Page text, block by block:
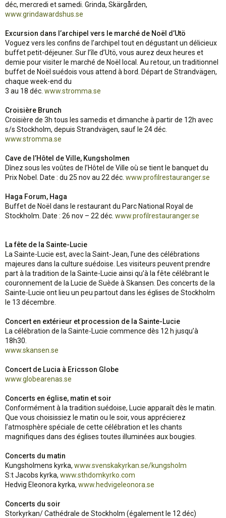
déc, mercredi et samedi. Grinda, Skärgården,
www.grindawardshus.se
Excursion dans l’archipel vers le marché de Noël d’Utö
Voguez vers les confins de l’archipel tout en dégustant un délicieux
buffet petit-déjeuner. Sur l’île d’Utö, vous aurez deux heures et
demie pour visiter le marché de Noël local. Au retour, un traditionnel
buffet de Noël suédois vous attend à bord. Départ de Strandvägen,
chaque week-end du
3 au 18 déc. www.stromma.se
Croisière Brunch
Croisière de 3h tous les samedis et dimanche à partir de 12h avec
s/s Stockholm, depuis Strandvägen, sauf le 24 déc.
www.stromma.se
Cave de l’Hôtel de Ville, Kungsholmen
Dînez sous les voûtes de l’Hôtel de Ville où se tient le banquet du
Prix Nobel. Date : du 25 nov au 22 déc. www.profilrestauranger.se
Haga Forum, Haga
Buffet de Noël dans le restaurant du Parc National Royal de
Stockholm. Date : 26 nov – 22 déc. www.profilrestauranger.se
La fête de la Sainte-Lucie
La Sainte-Lucie est, avec la Saint-Jean, l’une des célébrations
majeures dans la culture suédoise. Les visiteurs peuvent prendre
part à la tradition de la Sainte-Lucie ainsi qu’à la fête célébrant le
couronnement de la Lucie de Suède à Skansen. Des concerts de la
Sainte-Lucie ont lieu un peu partout dans les églises de Stockholm
le 13 décembre.
Concert en extérieur et procession de la Sainte-Lucie
La célébration de la Sainte-Lucie commence dès 12 h jusqu’à
18h30.
www.skansen.se
Concert de Lucia à Ericsson Globe
www.globearenas.se
Concerts en église, matin et soir
Conformément à la tradition suédoise, Lucie apparaît dès le matin.
Que vous choisissiez le matin ou le soir, vous apprécierez
l’atmosphère spéciale de cette célébration et les chants
magnifiques dans des églises toutes illuminées aux bougies.
Concerts du matin
Kungsholmens kyrka, www.svenskakyrkan.se/kungsholm
S:t Jacobs kyrka, www.sthdomkyrko.com
Hedvig Eleonora kyrka, www.hedvigeleonora.se
Concerts du soir
Storkyrkan/ Cathédrale de Stockholm (également le 12 déc)